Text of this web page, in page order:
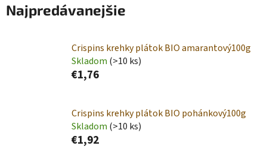
Najpredávanejšie
Crispins krehky plátok BIO amarantový100g
Skladom (>10 ks)
€1,76
Crispins krehky plátok BIO pohánkový100g
Skladom (>10 ks)
€1,92